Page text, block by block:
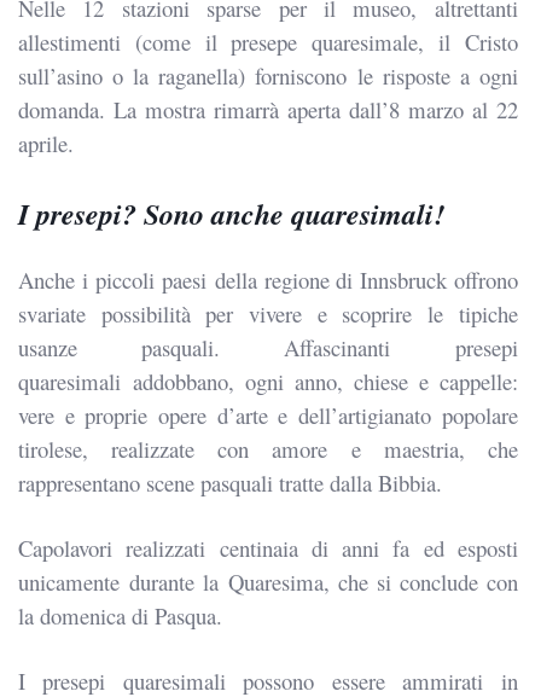
Nelle 12 stazioni sparse per il museo, altrettanti
allestimenti (come il presepe quaresimale, il Cristo
sull’asino o la raganella) forniscono le risposte a ogni
domanda. La mostra rimarrà aperta dall’8 marzo al 22
aprile.
I presepi? Sono anche quaresimali!
Anche i piccoli paesi della regione di Innsbruck offrono
svariate possibilità per vivere e scoprire le tipiche
usanze pasquali. Affascinanti presepi
quaresimali addobbano, ogni anno, chiese e cappelle:
vere e proprie opere d’arte e dell’artigianato popolare
tirolese, realizzate con amore e maestria, che
rappresentano scene pasquali tratte dalla Bibbia.
Capolavori realizzati centinaia di anni fa ed esposti
unicamente durante la Quaresima, che si conclude con
la domenica di Pasqua.
I presepi quaresimali possono essere ammirati in